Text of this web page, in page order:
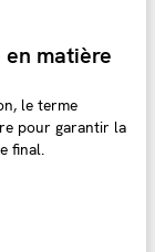
matière
le terme
pour garantir la
final.